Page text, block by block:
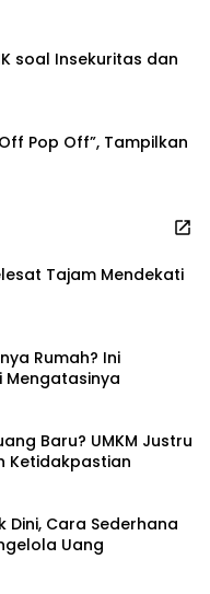
soal Insekuritas dan
Pop Off”, Tampilkan
Tajam Mendekati
Rumah? Ini
Mengatasinya
Baru? UMKM Justru
Ketidakpastian
Dini, Cara Sederhana
Uang